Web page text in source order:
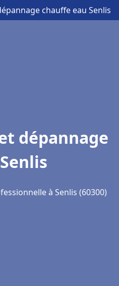
chauffe eau Senlis
dépannage
à Senlis (60300)